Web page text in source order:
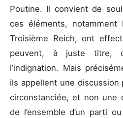
Poutine. Il convient de
ces éléments,
Troisième Reich, ont
peuvent, à juste titre,
l’indignation. Mais
ils appellent une
circonstanciée, et non une
de l’ensemble d’un parti